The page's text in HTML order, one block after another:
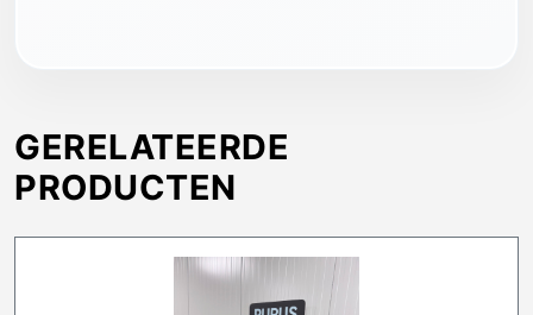
GERELATEERDE
PRODUCTEN